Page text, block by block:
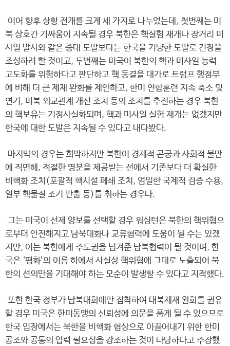
이어 향후 상황 전개를 크게 세 가지로 나누었는데, 첫번째는 미
북 상호간 기싸움이 지속될 경우 북한은 핵실험 재개나 장거리 미
사일 발사와 같은 중대 도발보다는 한국을 겨냥한 도발로 긴장을
조성하려 할 것이고, 두번째는 미국이 북한의 핵과 미사일 능력
고도화를 위험하다고 판단하고 핵 동결을 대가로 트럼프 행정부
에 비해 더 큰 제재 완화를 제안하고, 한미 연합훈련 지속 축소 및
연기, 미북 외교관계 개선 조치 등의 조치를 추진하는 경우 북한
의 핵보유는 기정사실화되며, 핵과 미사일 실험 재개는 없겠지만
한국에 대한 도발은 지속될 수 있다고 내다봤다.
마지막의 경우는 희박하지만 북한이 경제적 곤궁과 사회적 불만
에 직면해, 적절한 명분을 제공받는 선에서 기존보다 더 확실한
비핵화 조치(포괄적 핵시설 폐쇄 조치, 엄밀한 국제적 검증 수용,
일부 핵물질 조기 반출 등)를 취하는 경우다.
그는 미국이 선제 양보를 선택할 경우 워싱턴은 북한의 핵위협으
로부터 안전해지고 남북대화나 교류협력에 도움이 될 수는 있겠
지만, 이는 북한에게 주도권을 넘겨준 남북협력이 될 것이며, 한
국은 ‘평화’의 이름 하에서 사실상 핵위협에 그대로 노출되어 북
한의 선의만을 기대해야 하는 모순이 발생할 수 있다고 지적했다.
또한 한국 정부가 남북대화에만 집착하여 대북제재 완화를 권유
할 경우 미국은 한미동맹의 신뢰성에 의문을 품게 될 수 있으므로
한국 입장에서는 북한을 비핵화 협상으로 이끌어내기 위한 한미
공조와 공통의 압력 필요성을 강조하는 것이 타당하다고 주장했